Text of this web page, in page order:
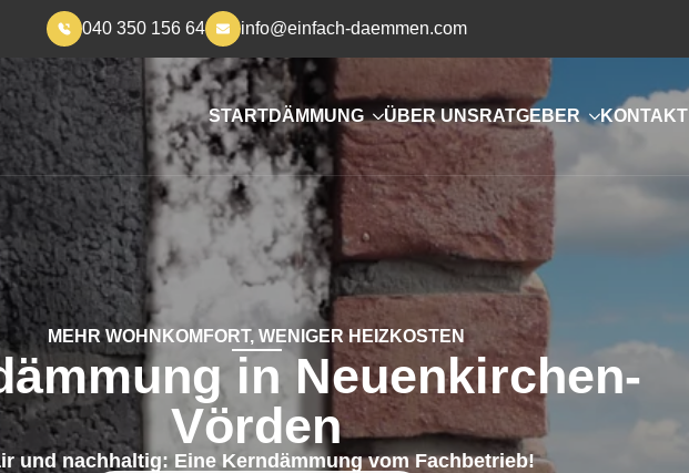
040 350 156 64 info@einfach-daemmen.com
STARTDÄMMUNG ÜBER UNSRATGEBER KONTAKT
MEHR WOHNKOMFORT, WENIGER HEIZKOSTEN
in Neuenkirchen-
Vörden
und nachhaltig: Eine Kerndämmung vom Fachbetrieb!